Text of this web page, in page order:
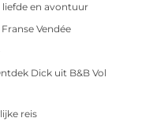
en avontuur
Vendée
Dick uit B&B Vol
reis